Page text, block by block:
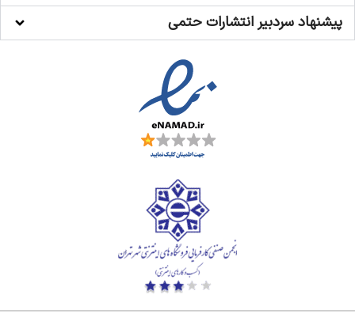
پیشنهاد سردبیر انتشارات حتمی